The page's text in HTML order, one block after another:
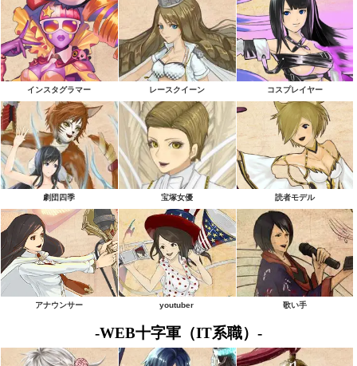
インスタグラマー レースクイーン コスプレイヤー
劇団四季 宝塚女優 読者モデル
アナウンサー youtuber 歌い手
-WEB十字軍（IT系職）-